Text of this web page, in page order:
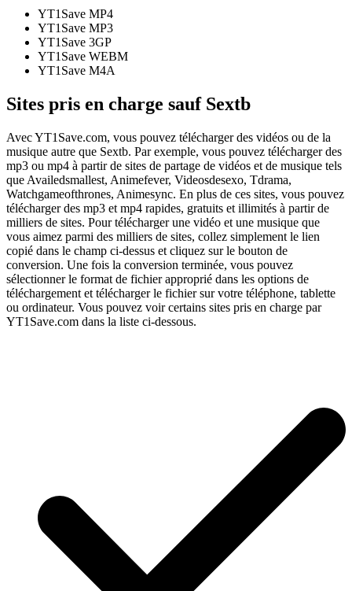
YT1Save MP4
YT1Save MP3
YT1Save 3GP
YT1Save WEBM
YT1Save M4A
Sites pris en charge sauf Sextb
Avec YT1Save.com, vous pouvez télécharger des vidéos ou de la
musique autre que Sextb. Par exemple, vous pouvez télécharger des
mp3 ou mp4 à partir de sites de partage de vidéos et de musique tels
que Availedsmallest, Animefever, Videosdesexo, Tdrama,
Watchgameofthrones, Animesync. En plus de ces sites, vous pouvez
télécharger des mp3 et mp4 rapides, gratuits et illimités à partir de
milliers de sites. Pour télécharger une vidéo et une musique que
vous aimez parmi des milliers de sites, collez simplement le lien
copié dans le champ ci-dessus et cliquez sur le bouton de
conversion. Une fois la conversion terminée, vous pouvez
sélectionner le format de fichier approprié dans les options de
téléchargement et télécharger le fichier sur votre téléphone, tablette
ou ordinateur. Vous pouvez voir certains sites pris en charge par
YT1Save.com dans la liste ci-dessous.